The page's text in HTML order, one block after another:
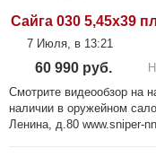
Сайга 030 5,45х39
7 Июля, в 13:21
60 990 руб.
Смотрите видеообзор на
наличии в оружейном
Ленина, д.80 www.sniper-